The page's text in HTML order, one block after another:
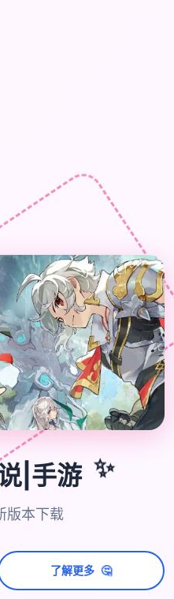
|手游 ✨
版本下载
了解更多 🤔